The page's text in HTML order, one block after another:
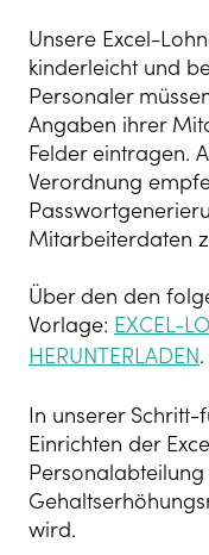
Unsere Excel-
kinderleicht und
Personaler
Angaben ihrer
Felder eintragen.
Verordnung
Mitarbeiterdaten
Über den den
Vorlage: EXCEL-
HERUNTERLADEN.
In unserer
Einrichten der
wird.